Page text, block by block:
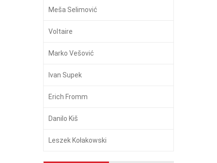
Meša Selimović
Voltaire
Marko Vešović
Ivan Supek
Erich Fromm
Danilo Kiš
Leszek Kołakowski